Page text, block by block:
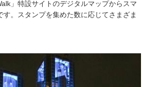
」特設サイトのデジタルマップからスマ
す。スタンプを集めた数に応じてさまざま